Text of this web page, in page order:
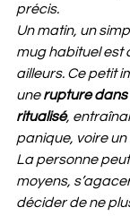
précis.
Un matin, un
mug habituel est
ailleurs. Ce petit
une rupture
ritualisé,
panique, voire
La personne
moyens,
décider de ne